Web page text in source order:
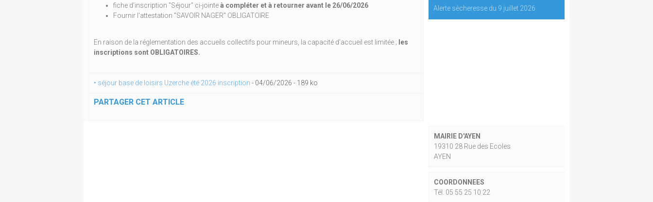
fiche d'inscription "Séjour" ci-jointeà compléter et à retourner avant le 26/06/2026
Fournir l'attestation "SAVOIR NAGER" OBLIGATOIRE
En raison de la réglementation des accueils collectifs pour mineurs, la capacité d'accueil est limitée ; les
inscriptions sont OBLIGATOIRES.
• séjour base de loisirs Uzerche été 2026 inscription - 04/06/2026 - 189 ko
PARTAGER CET ARTICLE
Alerte sècheresse du 9 juillet 2026
MAIRIE D'AYEN
19310 28 Rue des Ecoles
AYEN
COORDONNEES
Tél. 05 55 25 10 22